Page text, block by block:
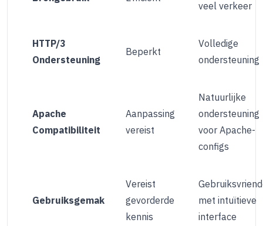
veel verkeer
HTTP/3
Ondersteuning
Beperkt
Volledige
ondersteuning
Apache
Compatibiliteit
Aanpassing
vereist
Natuurlijke
ondersteuning
voor Apache-
configs
Gebruiksgemak
Vereist
gevorderde
kennis
met intuïtieve
interface